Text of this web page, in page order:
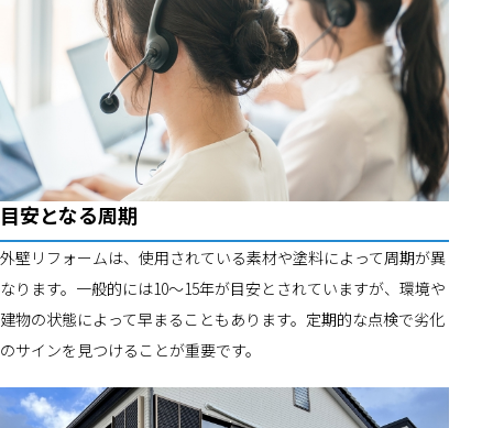
目安となる周期
外壁リフォームは、使用されている素材や塗料によって周期が異
なります。一般的には10～15年が目安とされていますが、環境や
建物の状態によって早まることもあります。定期的な点検で劣化
のサインを見つけることが重要です。